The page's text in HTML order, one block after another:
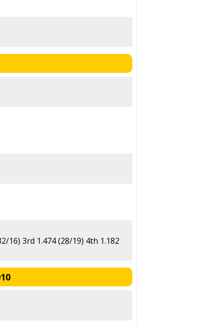
16) 3rd 1.474 (28/19) 4th 1.182